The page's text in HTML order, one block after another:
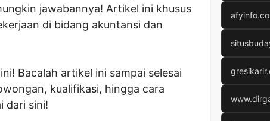
jawabannya! Artikel ini khusus
di bidang akuntansi dan
Bacalah artikel ini sampai selesai
kualifikasi, hingga cara
dari sini!